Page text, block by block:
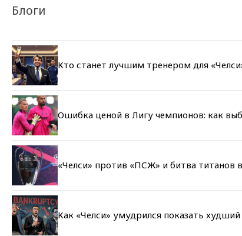
Блоги
Кто станет лучшим тренером для
Ошибка ценой в Лигу чемпионов: как
«Челси» против «ПСЖ» и битва титанов
Как «Челси» умудрился показать